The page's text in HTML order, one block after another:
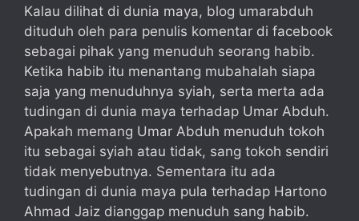
Kalau dilihat di dunia maya, blog umarabduh
dituduh oleh para penulis komentar di facebook
sebagai pihak yang menuduh seorang habib.
Ketika habib itu menantang mubahalah siapa
saja yang menuduhnya syiah, serta merta ada
tudingan di dunia maya terhadap Umar Abduh.
Apakah memang Umar Abduh menuduh tokoh
itu sebagai syiah atau tidak, sang tokoh sendiri
tidak menyebutnya. Sementara itu ada
tudingan di dunia maya pula terhadap Hartono
Ahmad Jaiz dianggap menuduh sang habib.